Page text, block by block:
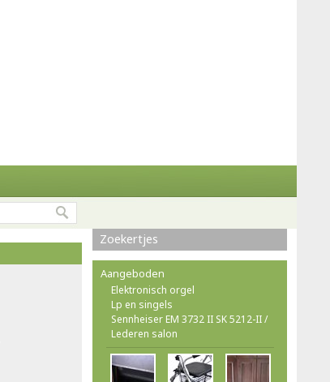
Zoekertjes
Aangeboden
Elektronisch orgel
Lp en singels
Sennheiser EM 3732 II SK 5212-II /
Lederen salon